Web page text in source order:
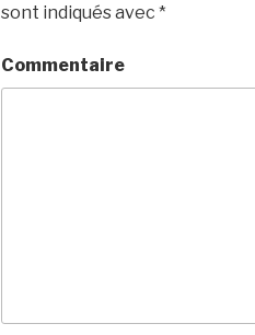
sont indiqués avec *
Commentaire